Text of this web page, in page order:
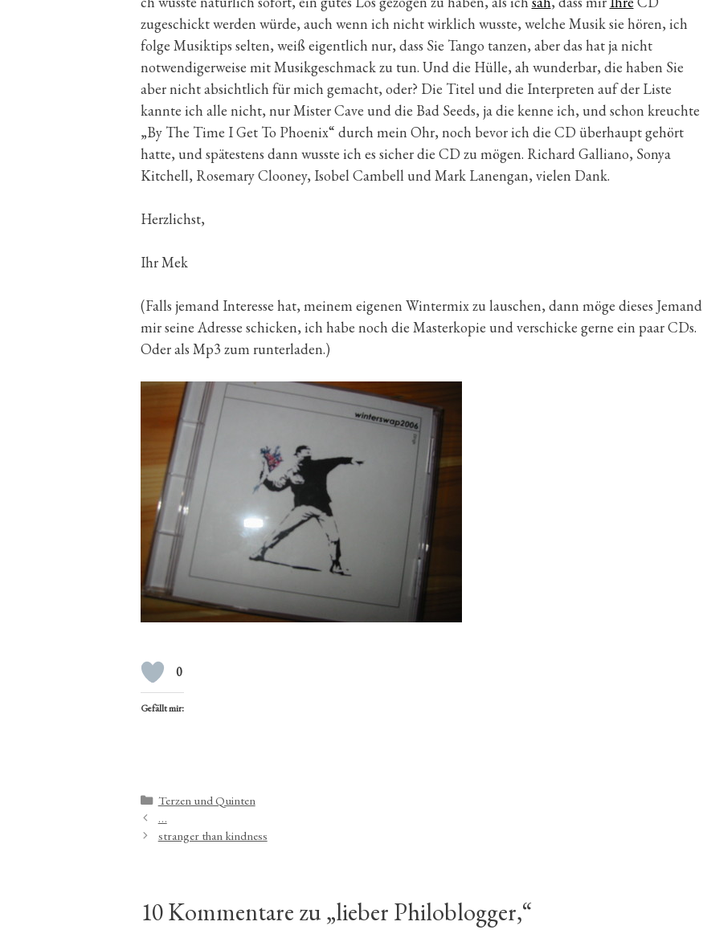
zugeschickt werden würde, auch wenn ich nicht wirklich wusste, welche Musik sie hören, ich
folge Musiktips selten, weiß eigentlich nur, dass Sie Tango tanzen, aber das hat ja nicht
notwendigerweise mit Musikgeschmack zu tun. Und die Hülle, ah wunderbar, die haben Sie
aber nicht absichtlich für mich gemacht, oder? Die Titel und die Interpreten auf der Liste
kannte ich alle nicht, nur Mister Cave und die Bad Seeds, ja die kenne ich, und schon kreuchte
„By The Time I Get To Phoenix“ durch mein Ohr, noch bevor ich die CD überhaupt gehört
hatte, und spätestens dann wusste ich es sicher die CD zu mögen. Richard Galliano, Sonya
Kitchell, Rosemary Clooney, Isobel Cambell und Mark Lanengan, vielen Dank.
Herzlichst,
Ihr Mek
(Falls jemand Interesse hat, meinem eigenen Wintermix zu lauschen, dann möge dieses Jemand
mir seine Adresse schicken, ich habe noch die Masterkopie und verschicke gerne ein paar CDs.
Oder als Mp3 zum runterladen.)
0
Gefällt mir:
Kategorien
Terzen und Quinten
…
stranger than kindness
10 Kommentare zu „lieber Philoblogger,“